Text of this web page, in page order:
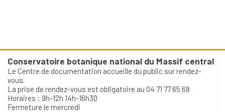
Conservatoire botanique national du Massif central
Le Centre de documentation accueille du public sur rendez-
vous.
La prise de rendez-vous est obligatoire au 04 71 77 65 68
Horaires : 9h-12h 14h-16h30
Fermeture le mercredi